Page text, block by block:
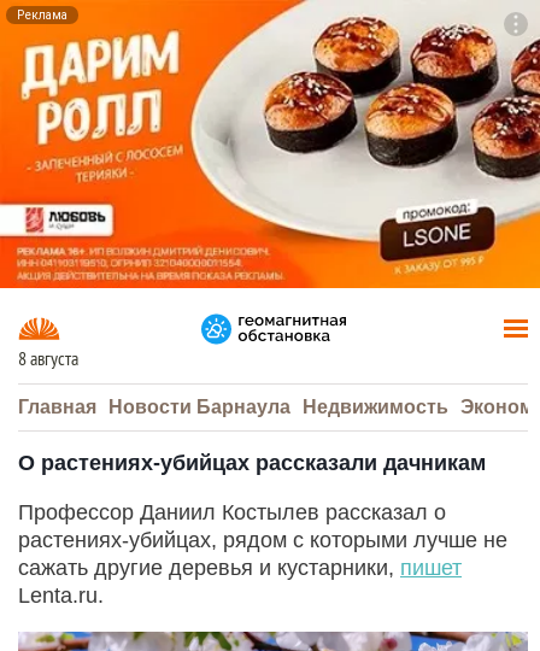
Реклама
8 августа
Главная Новости Барнаула Недвижимость
О растениях-убийцах рассказали дачникам
Профессор Даниил Костылев рассказал о
растениях-убийцах, рядом с которыми лучше не
сажать другие деревья и кустарники, пишет
Lenta.ru.